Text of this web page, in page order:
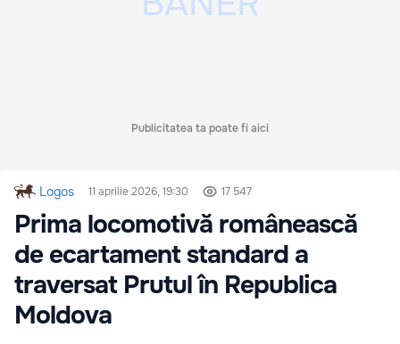
Publicitatea ta poate fi aici
Logos 11 aprilie 2026, 19:30 17 547
Prima locomotivă românească
de ecartament standard a
traversat Prutul în Republica
Moldova